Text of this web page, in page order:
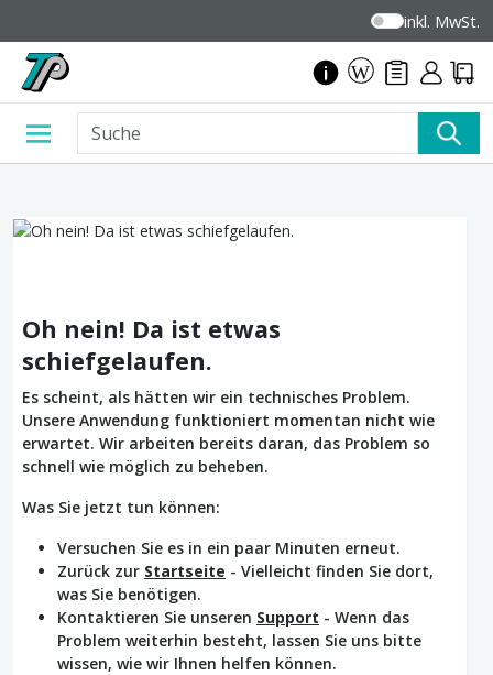
inkl. MwSt.
Oh nein! Da ist etwas
schiefgelaufen.
Es scheint, als hätten wir ein technisches Problem.
Unsere Anwendung funktioniert momentan nicht wie
erwartet. Wir arbeiten bereits daran, das Problem so
schnell wie möglich zu beheben.
Was Sie jetzt tun können:
Versuchen Sie es in ein paar Minuten erneut.
Zurück zur Startseite - Vielleicht finden Sie dort,
was Sie benötigen.
Kontaktieren Sie unseren Support - Wenn das
Problem weiterhin besteht, lassen Sie uns bitte
wissen, wie wir Ihnen helfen können.